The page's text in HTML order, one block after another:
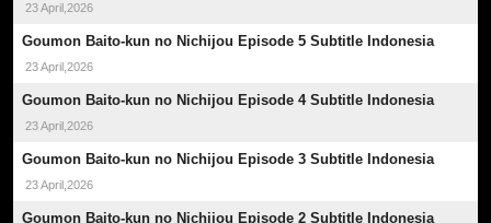
23 April,2026
Goumon Baito-kun no Nichijou Episode 5 Subtitle Indonesia
23 April,2026
Goumon Baito-kun no Nichijou Episode 4 Subtitle Indonesia
23 April,2026
Goumon Baito-kun no Nichijou Episode 3 Subtitle Indonesia
23 April,2026
Goumon Baito-kun no Nichijou Episode 2 Subtitle Indonesia